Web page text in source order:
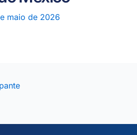
maio de 2026